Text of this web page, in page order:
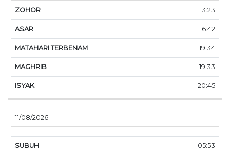
13:23
16:42
19:34
19:33
20:45
11/08/2026
05:53